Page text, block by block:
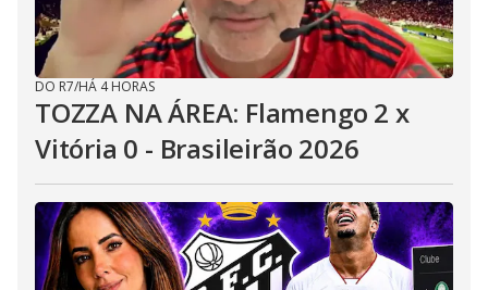
DO R7/HÁ 4 HORAS
TOZZA NA ÁREA: Flamengo 2 x
Vitória 0 - Brasileirão 2026